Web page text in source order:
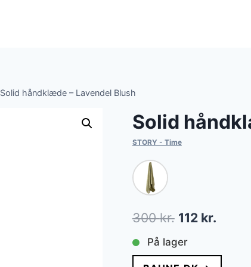
Solid håndklæde – Lavendel Blush
Solid
STORY - Time
300kr. Den
oprindelige
pris
112 kr.Den
pris
På lager